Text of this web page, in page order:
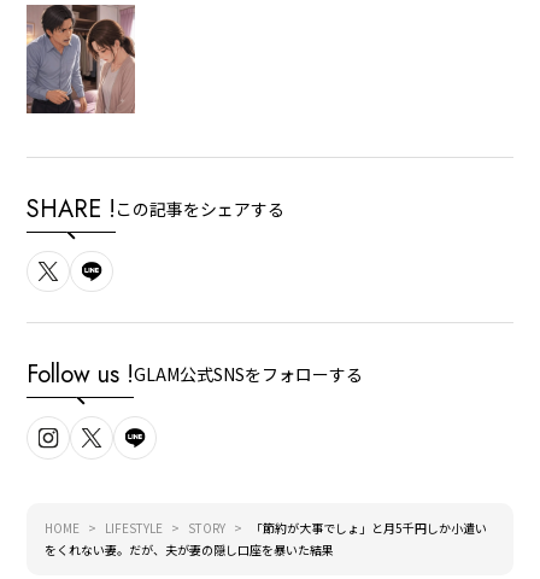
SHARE ! この記事をシェアする
Follow us !GLAM公式SNSをフォローする
HOME LIFESTYLE STORY
「節約が大事でしょ」と月5千円しか小遣い
をくれない妻。だが、夫が妻の隠し口座を暴いた結果